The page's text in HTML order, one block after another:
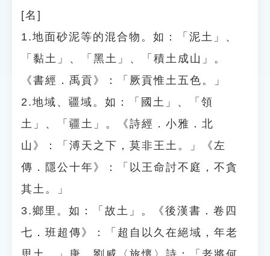
[名]
1.地面砂泥等的混合物。如：「泥土」、
「黏土」、「黑土」、「積土成山」。
《書經．禹貢》：「厥貢惟土五色。」
2.地域、疆域。如：「國土」、「領
土」、「疆土」。《詩經．小雅．北
山》：「溥天之下，莫非王土。」《左
傳．隱公十年》：「以王命討不庭，不貪
其土。」
3.鄉里。如：「故土」。《後漢書．卷四
七．班超傳》：「超自以久在絕域，年老